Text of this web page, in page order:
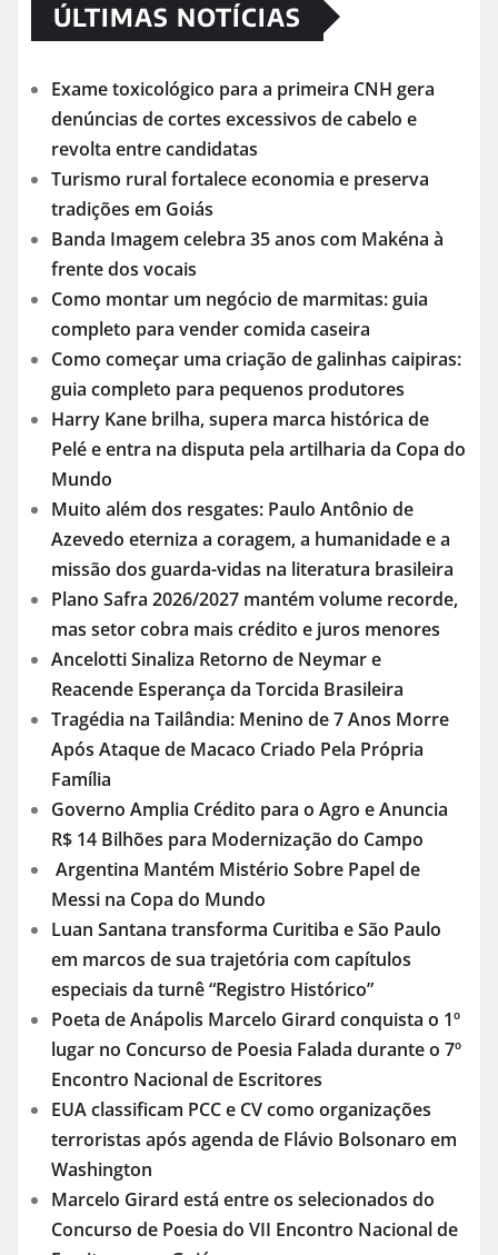
ÚLTIMAS NOTÍCIAS
Exame toxicológico para a primeira CNH gera
denúncias de cortes excessivos de cabelo e
revolta entre candidatas
Turismo rural fortalece economia e preserva
tradições em Goiás
Banda Imagem celebra 35 anos com Makéna à
frente dos vocais
Como montar um negócio de marmitas: guia
completo para vender comida caseira
Como começar uma criação de galinhas caipiras:
guia completo para pequenos produtores
Harry Kane brilha, supera marca histórica de
Pelé e entra na disputa pela artilharia da Copa do
Mundo
Muito além dos resgates: Paulo Antônio de
Azevedo eterniza a coragem, a humanidade e a
missão dos guarda-vidas na literatura brasileira
Plano Safra 2026/2027 mantém volume recorde,
mas setor cobra mais crédito e juros menores
Ancelotti Sinaliza Retorno de Neymar e
Reacende Esperança da Torcida Brasileira
Tragédia na Tailândia: Menino de 7 Anos Morre
Após Ataque de Macaco Criado Pela Própria
Família
Governo Amplia Crédito para o Agro e Anuncia
R$ 14 Bilhões para Modernização do Campo
Argentina Mantém Mistério Sobre Papel de
Messi na Copa do Mundo
Luan Santana transforma Curitiba e São Paulo
em marcos de sua trajetória com capítulos
especiais da turnê “Registro Histórico”
Poeta de Anápolis Marcelo Girard conquista o 1º
lugar no Concurso de Poesia Falada durante o 7º
Encontro Nacional de Escritores
EUA classificam PCC e CV como organizações
terroristas após agenda de Flávio Bolsonaro em
Washington
Marcelo Girard está entre os selecionados do
Concurso de Poesia do VII Encontro Nacional de